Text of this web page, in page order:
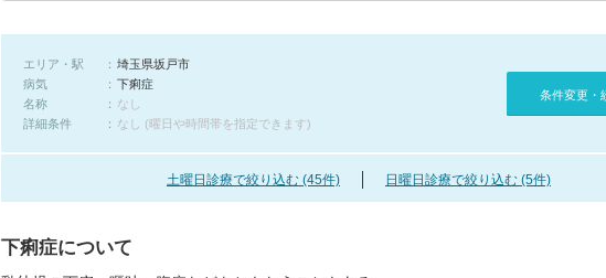
エリア・駅
埼玉県坂戸市
病気
下痢症
名称
なし
詳細条件
なし (曜日や時間帯を指定できます)
条件変更・
土曜日診療で絞り込む (45件) 日曜日診療で絞り込む (5件)
下痢症について